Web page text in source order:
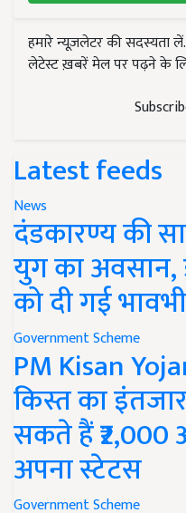
हमारे न्यूज़लेटर की सदस्यता
लेटेस्ट ख़बरें मेल पर पढ़ने के
Latest feeds
News
दंडकारण्य की
युग का अवसान,
को दी गई
Government Scheme
PM Kisan
किस्त का
सकते हैं
अपना स्टेटस
Government Scheme